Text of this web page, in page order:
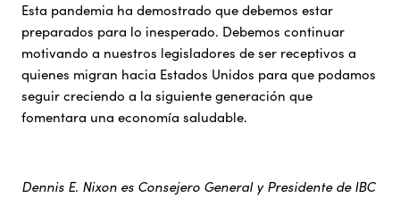
Esta pandemia ha demostrado que debemos estar
preparados para lo inesperado. Debemos continuar
motivando a nuestros legisladores de ser receptivos a
quienes migran hacia Estados Unidos para que podamos
seguir creciendo a la siguiente generación que
fomentara una economía saludable.
Dennis E. Nixon es Consejero General y Presidente de IBC